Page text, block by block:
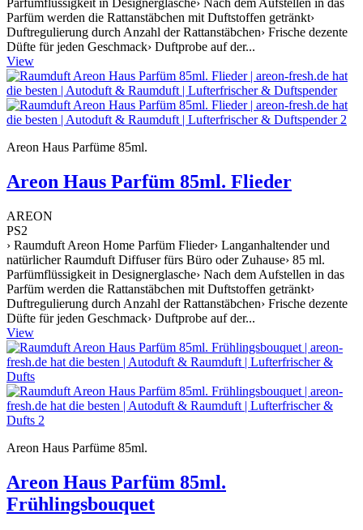
Parfüm werden die Rattanstäbchen mit Duftstoffen getränkt›
Duftregulierung durch Anzahl der Rattanstäbchen› Frische dezente
Düfte für jeden Geschmack› Duftprobe auf der...
View
Areon Haus Parfüme 85ml.
Areon Haus Parfüm 85ml. Flieder
AREON
PS2
› Raumduft Areon Home Parfüm Flieder› Langanhaltender und
natürlicher Raumduft Diffuser fürs Büro oder Zuhause› 85 ml.
Parfümflüssigkeit in Designerglasche› Nach dem Aufstellen in das
Parfüm werden die Rattanstäbchen mit Duftstoffen getränkt›
Duftregulierung durch Anzahl der Rattanstäbchen› Frische dezente
Düfte für jeden Geschmack› Duftprobe auf der...
View
Areon Haus Parfüme 85ml.
Areon Haus Parfüm 85ml.
Frühlingsbouquet